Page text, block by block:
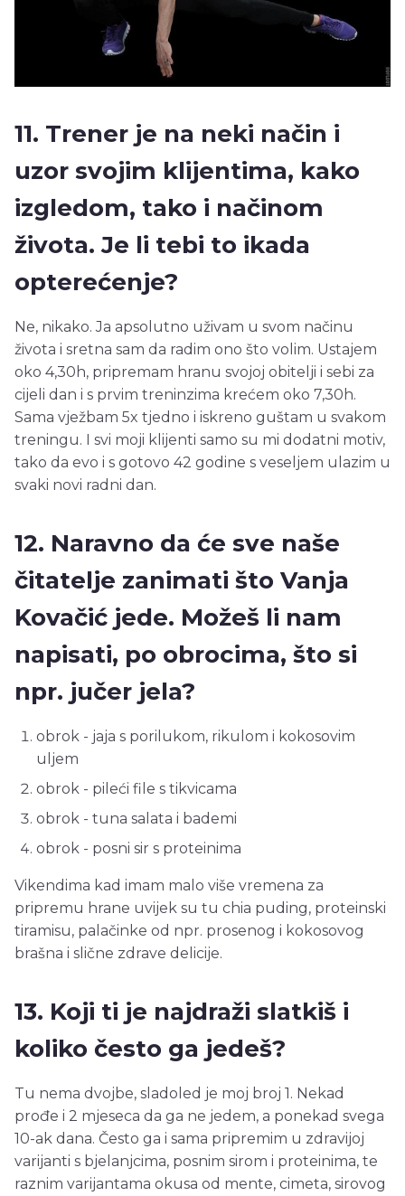
11. Trener je na neki način i
uzor svojim klijentima, kako
izgledom, tako i načinom
života. Je li tebi to ikada
opterećenje?
Ne, nikako. Ja apsolutno uživam u svom načinu
života i sretna sam da radim ono što volim. Ustajem
oko 4,30h, pripremam hranu svojoj obitelji i sebi za
cijeli dan i s prvim treninzima krećem oko 7,30h.
Sama vježbam 5x tjedno i iskreno guštam u svakom
treningu. I svi moji klijenti samo su mi dodatni motiv,
tako da evo i s gotovo 42 godine s veseljem ulazim u
svaki novi radni dan.
12. Naravno da će sve naše
čitatelje zanimati što Vanja
Kovačić jede. Možeš li nam
napisati, po obrocima, što si
npr. jučer jela?
obrok - jaja s porilukom, rikulom i kokosovim
uljem
obrok - pileći file s tikvicama
obrok - tuna salata i bademi
obrok - posni sir s proteinima
Vikendima kad imam malo više vremena za
pripremu hrane uvijek su tu chia puding, proteinski
tiramisu, palačinke od npr. prosenog i kokosovog
brašna i slične zdrave delicije.
13. Koji ti je najdraži slatkiš i
koliko često ga jedeš?
Tu nema dvojbe, sladoled je moj broj 1. Nekad
prođe i 2 mjeseca da ga ne jedem, a ponekad svega
10-ak dana. Često ga i sama pripremim u zdravijoj
varijanti s bjelanjcima, posnim sirom i proteinima, te
raznim varijantama okusa od mente, cimeta, sirovog